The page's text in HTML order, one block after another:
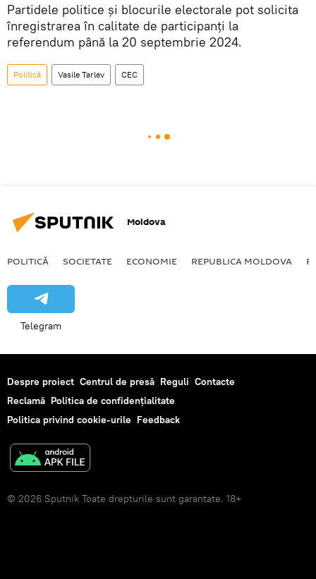
Partidele politice și blocurile electorale pot solicita
înregistrarea în calitate de participanți la
referendum până la 20 septembrie 2024.
Politică Vasile Tarlev CEC
Moldova
POLITICĂ SOCIETATE ECONOMIE REPUBLICA MOLDOVA
Telegram
Despre proiect Centrul de presă Reguli Contacte
Reclamă Politica de confidențialitate
Politica privind cookie-urile Feedback
© 2026 Sputnik Toate drepturile sunt garantate. 18+